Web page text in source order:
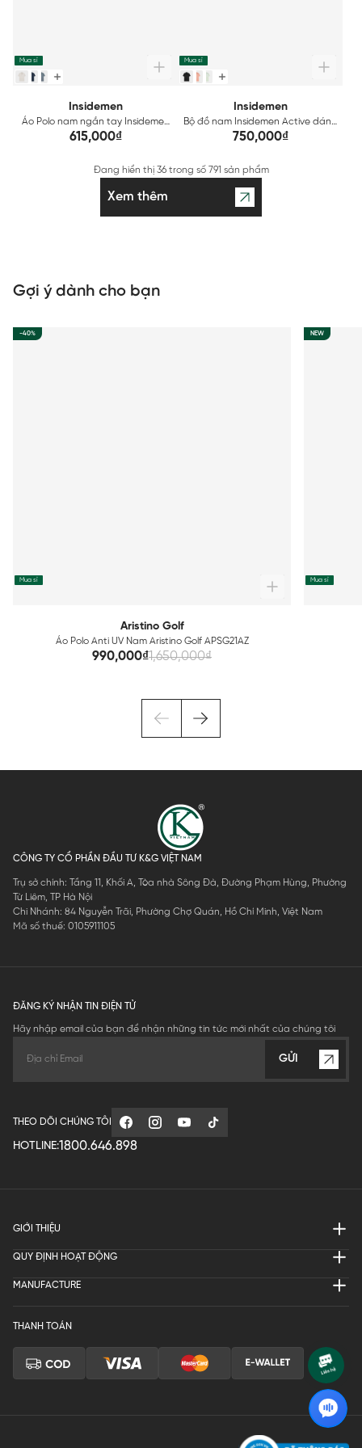
Mua sỉ
Insidemen
Áo Polo nam ngắn tay Insidemen
ACTIVE IPS112EDP01
615,000₫
Mua sỉ
Insidemen
Bộ đồ nam Insidemen Active dáng
Regular Fit IST058MAH0
750,000₫
Đang hiển thị 36trong số 791 sản phẩm
Xem thêm
Gợi ý dành cho bạn
-40%
Mua sỉ
Aristino Golf
Áo Polo Anti UV Nam Aristino Golf APSG21AZ
990,000₫1,650,000₫
NEW
Mua sỉ
CÔNG TY CỔ PHẦN ĐẦU TƯ K&G VIỆT NAM
Trụ sở chính: Tầng 11, Khối A, Tòa nhà Sông Đà, Đường Phạm Hùng, Phường
Từ Liêm, TP Hà Nội
Chi Nhánh: 84 Nguyễn Trãi, Phường Chợ Quán, Hồ Chí Minh, Việt Nam
Mã số thuế: 0105911105
ĐĂNG KÝ NHẬN TIN ĐIỆN TỬ
Hãy nhập email của bạn để nhận những tin tức mới nhất của chúng tôi
GỬI
THEO DÕI CHÚNG TÔI
HOTLINE:1800.646.898
GIỚI THIỆU
QUY ĐỊNH HOẠT ĐỘNG
MANUFACTURE
THANH TOÁN